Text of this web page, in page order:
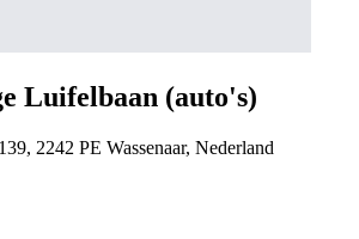
Luifelbaan (auto's)
2242 PE Wassenaar, Nederland